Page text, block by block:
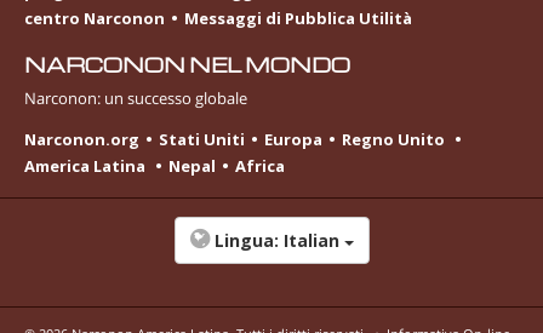
centro Narconon
Messaggi di Pubblica Utilità
NARCONON NEL MONDO
Narconon: un successo globale
Narconon.org
Stati Uniti Europa
Regno Unito
America Latina
Nepal Africa
Lingua: Italian